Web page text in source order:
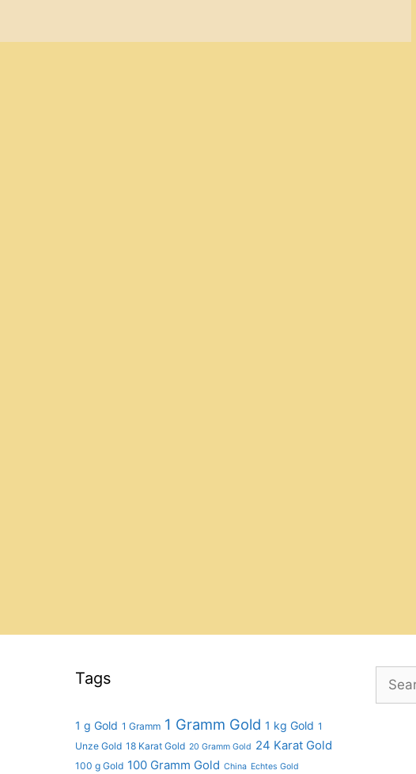
Tags
1 g Gold 1 Gramm 1 Gramm Gold 1 kg Gold 1
Unze Gold 18 Karat Gold 20 Gramm Gold 24 Karat Gold
100 g Gold 100 Gramm Gold China Echtes Gold
for: